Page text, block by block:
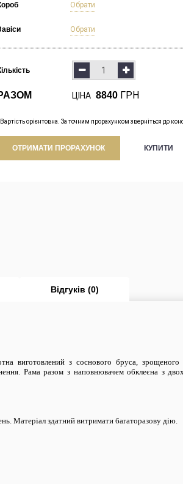
Обрати
Обрати
ЦІНА 8840 ГРН
орієнтовна. За точним прорахунком зверніться до
ОТРИМАТИ ПРОРАХУНОК КУПИТИ
Відгуків (0)
виготовлений з соснового бруса,
Рама разом з наповнювачем обклеєна з
Матеріал здатний витримати багаторазову дію.